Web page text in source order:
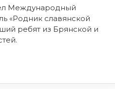
Международный
«Родник славянской
ребят из Брянской и